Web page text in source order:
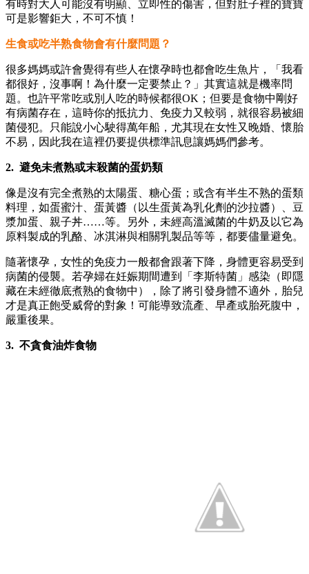
有時對大人可能沒有明顯、立即性的傷害，但對肚子裡的寶寶
可是影響鉅大，不可不慎！
生食或吃半熟食物會有什麼問題？
很多媽媽或許會覺得有些人在懷孕時也都會吃生魚片，「我看
都很好，沒事啊！為什麼一定要禁止？」其實這就是機率問
題。也許平常吃或別人吃的時候都很OK；但要是食物中剛好
有病菌存在，這時你的抵抗力、免疫力又較弱，就很容易被細
菌侵犯。只能說小心駛得萬年船，尤其現在女性又晚婚、懷胎
不易，因此我在這裡仍要提供標準訊息讓媽媽們參考。
2. 避免未煮熟或末殺菌的蛋奶類
像是沒有完全煮熟的太陽蛋、糖心蛋；或含有半生不熟的蛋類
料理，如蛋蜜汁、蛋黃醬（以生蛋黃為乳化劑的沙拉醬）、豆
漿加蛋、親子丼……等。另外，未經高溫滅菌的牛奶及以它為
原料製成的乳酪、冰淇淋與相關乳製品等等，都要儘量避免。
隨著懷孕，女性的免疫力一般都會跟著下降，身體更容易受到
病菌的侵襲。若孕婦在妊娠期間遭到「李斯特菌」感染（即隱
藏在未經徹底煮熟的食物中），除了將引發身體不適外，胎兒
才是真正飽受威脅的對象！可能導致流產、早產或胎死腹中，
嚴重後果。
3. 不貪食油炸食物